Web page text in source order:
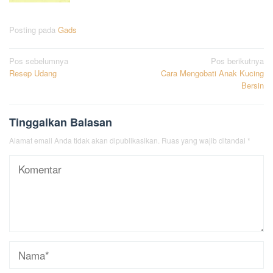
Posting pada Gads
Navigasi
pos
Pos sebelumnya
Resep Udang
Pos berikutnya
Cara Mengobati Anak Kucing
Bersin
Tinggalkan Balasan
Alamat email Anda tidak akan dipublikasikan. Ruas yang wajib ditandai *